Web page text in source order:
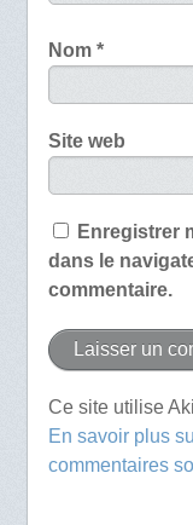
Nom *
Site web
Enregistrer
dans le
commentaire.
Ce site utilise
En savoir plus
commentaires